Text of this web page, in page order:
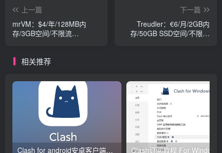
上一篇
mrVM：$4/年/128MB内
存/3GB空间/不限流
下一篇
Treudler：€6/月/2GB内
存/50GB SSD空间/不限流
VPS，均为SSD硬盘，且空
间挺大，不限流量。
相关推荐
Clash for android安卓客户端保姆级新手使用教程